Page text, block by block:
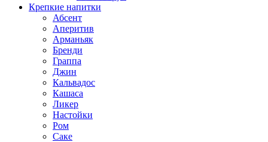
Крепкие напитки
Абсент
Аперитив
Арманьяк
Бренди
Граппа
Джин
Кальвадос
Кашаса
Ликер
Настойки
Ром
Саке